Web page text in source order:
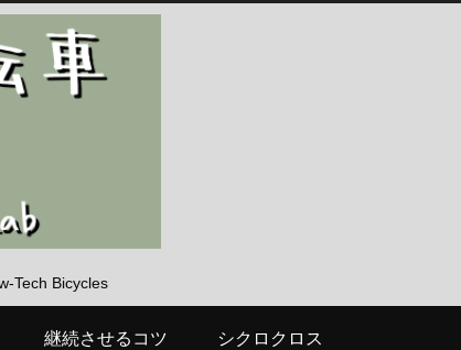
Tech Bicycles
継続させるコツ シクロクロス